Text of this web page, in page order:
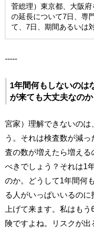
菅総理）東京都、大阪
の延長について7日、専
て、7日、期間あるいは
-----
1年間何もしないのは
が来ても大丈夫なのか
宮家）理解できないのは
う。それは検査数が減
査の数が増えたら増え
べきでしょう？それは1
のか。どうして1年間何
る人がいっぱいいるの
上げて来ます。私はも
険ですよね。リスクが出